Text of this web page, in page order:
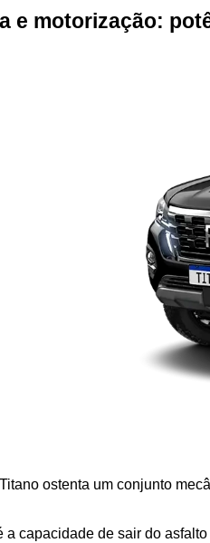
e motorização:
ostenta um conjunto
a capacidade de sair do